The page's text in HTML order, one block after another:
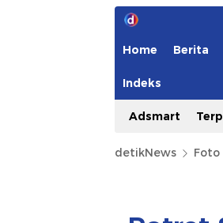
Home Berita
Indeks
Adsmart
detikNews Foto